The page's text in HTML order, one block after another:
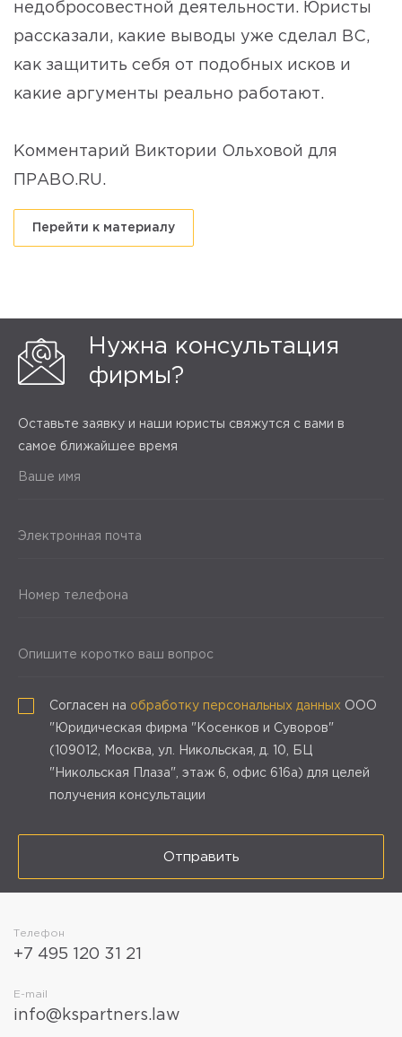
недобросовестной деятельности. Юристы
рассказали, какие выводы уже сделал ВС,
как защитить себя от подобных исков и
какие аргументы реально работают.
Комментарий Виктории Ольховой для
ПРАВО.RU.
Перейти к материалу
Нужна консультация
фирмы?
Оставьте заявку и наши юристы свяжутся с вами в
самое ближайшее время
Ваше имя
Электронная почта
Номер телефона
Опишите коротко ваш вопрос
Согласен на обработку персональных данных ООО
"Юридическая фирма "Косенков и Суворов"
(109012, Москва, ул. Никольская, д. 10, БЦ
"Никольская Плаза", этаж 6, офис 616а) для целей
получения консультации
Отправить
Телефон
+7 495 120 31 21
E-mail
info@kspartners.law